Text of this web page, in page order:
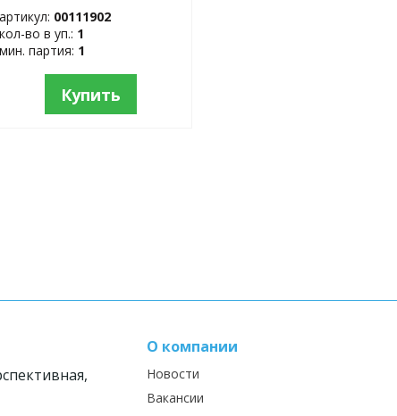
артикул: 00111902
кол-во в уп.: 1
мин. партия: 1
Купить
О компании
Новости
Вакансии